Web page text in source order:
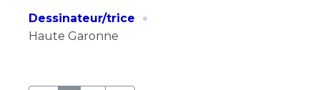
Dessinateur/trice
·
Haute Garonne